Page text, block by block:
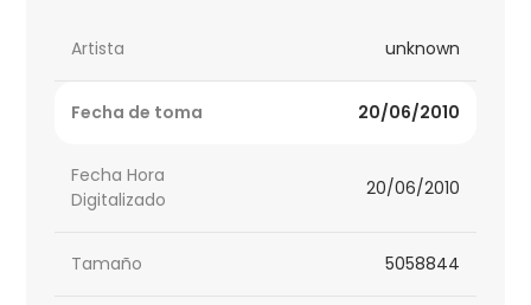
Artista unknown
Fecha de toma 20/06/2010
Fecha Hora
Digitalizado
20/06/2010
Tamaño 5058844